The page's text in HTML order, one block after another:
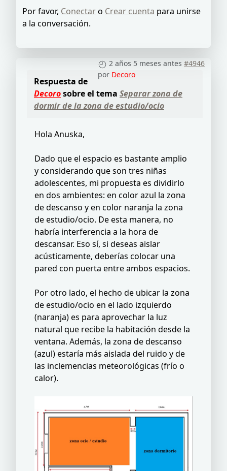
Por favor, Conectaro Crear cuenta para unirse
a la conversación.
2 años 5 meses antes #4946
por Decoro
Respuesta de
Decorosobre el tema Separar zona de
dormir de la zona de estudio/ocio
Hola Anuska,
Dado que el espacio es bastante amplio
y considerando que son tres niñas
adolescentes, mi propuesta es dividirlo
en dos ambientes: en color azul la zona
de descanso y en color naranja la zona
de estudio/ocio. De esta manera, no
habría interferencia a la hora de
descansar. Eso sí, si deseas aislar
acústicamente, deberías colocar una
pared con puerta entre ambos espacios.
Por otro lado, el hecho de ubicar la zona
de estudio/ocio en el lado izquierdo
(naranja) es para aprovechar la luz
natural que recibe la habitación desde la
ventana. Además, la zona de descanso
(azul) estaría más aislada del ruido y de
las inclemencias meteorológicas (frío o
calor).